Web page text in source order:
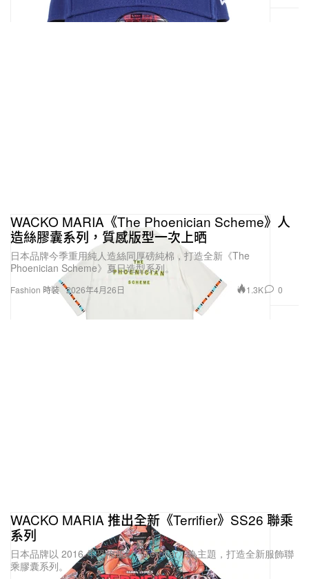
Fashion 時裝
WACKO MARIA《The Phoenician Scheme》人
造絲膠囊系列，質感版型一次上晒
日本品牌今季重用純人造絲同厚磅純棉，打造全新《The
Phoenician Scheme》夏日造型系列。
2026年4月26日 1.3K 0
WACKO MARIA 推出全新《Terrifier》SS26 聯乘
系列
日本品牌以 2016 年恐怖電影《Terrifier》為主題，打造全新服飾聯
乘膠囊系列。